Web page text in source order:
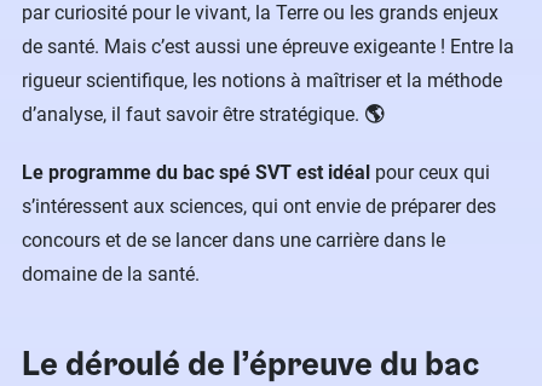
par curiosité pour le vivant, la Terre ou les grands enjeux
de santé. Mais c’est aussi une épreuve exigeante ! Entre la
rigueur scientifique, les notions à maîtriser et la méthode
d’analyse, il faut savoir être stratégique. 🌎
Le programme du bac spé SVT est idéal pour ceux qui
s’intéressent aux sciences, qui ont envie de préparer des
concours et de se lancer dans une carrière dans le
domaine de la santé.
Le déroulé de l’épreuve du bac